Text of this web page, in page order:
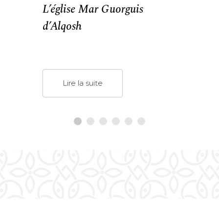
L’église Mar Guorguis
d’Alqosh
Lire la suite